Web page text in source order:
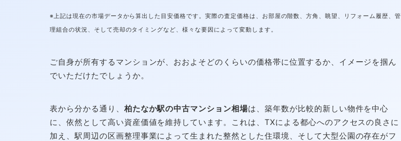
※上記は現在の市場データから算出した目安価格です。実際の査定価格は、お部屋の階数、方角、眺望、リフォーム履歴、管
理組合の状況、そして売却のタイミングなど、様々な要因によって変動します。
ご自身が所有するマンションが、おおよそどのくらいの価格帯に位置するか、イメージを掴ん
でいただけたでしょうか。
表から分かる通り、 柏たなか駅の中古マンション相場は、築年数が比較的新しい物件を中心
に、依然として高い資産価値を維持しています。これは、TXによる都心へのアクセスの良さに
加え、駅周辺の区画整理事業によって生まれた整然とした住環境、そして大型公園の存在がフ